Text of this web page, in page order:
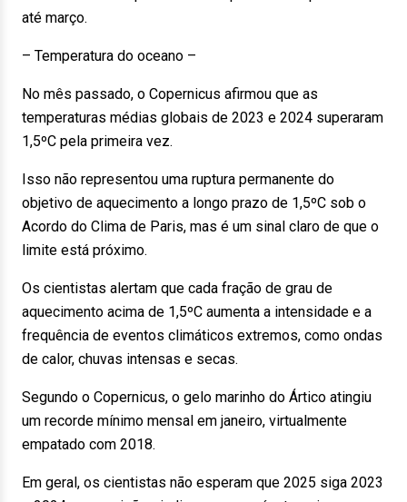
até março.
– Temperatura do oceano –
No mês passado, o Copernicus afirmou que as
temperaturas médias globais de 2023 e 2024 superaram
1,5ºC pela primeira vez.
Isso não representou uma ruptura permanente do
objetivo de aquecimento a longo prazo de 1,5ºC sob o
Acordo do Clima de Paris, mas é um sinal claro de que o
limite está próximo.
Os cientistas alertam que cada fração de grau de
aquecimento acima de 1,5ºC aumenta a intensidade e a
frequência de eventos climáticos extremos, como ondas
de calor, chuvas intensas e secas.
Segundo o Copernicus, o gelo marinho do Ártico atingiu
um recorde mínimo mensal em janeiro, virtualmente
empatado com 2018.
Em geral, os cientistas não esperam que 2025 siga 2023